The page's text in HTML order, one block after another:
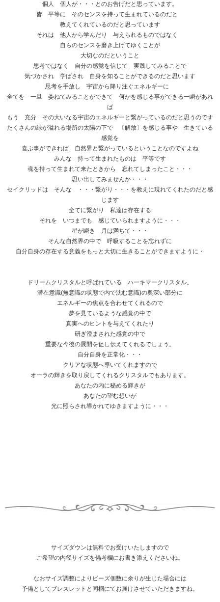
個人 個人が・・・とのお告げだと思っています。
皆 平等に そのセンスを持って生まれているのだと
教えてくれているのだと思っています
それは 他人から学んだり 与えられるものではなく
自らのセンスを磨き上げてゆくことが
大切なのだということ
思考ではなく 自分の感覚を信じて 実践してみることで
気づかされ 学ばされ 自身を知ることができるのだと思います
思考を手放し 宇宙から降り注ぐエネルギーに
全てを 一旦 委ねてみることができて 何かを感じる事ができる一瞬があれ
ば
もう 充分 その大いなる宇宙のエネルギーと繋がっているのだと思うのです
たくさんの緑が溢れる場所の太陽の下で 〔解放〕を感じる事や 生きている
感覚を
喜ぶ事ができれば 自然界と繋がっているということなのですよね
みんな 持って生まれたものは 平等です
魂を持って生まれて来たときから 忘れてしまったこと・・・
思い出してみませんか・・・
セイクリッドは そんな ・・・繋がり・・・を教えに現れてくれたのだと感
じます
全てに繋がり 私達は存在する
それを いつまでも 感じていられますように・・・
星が瞬き 月は満ちて・・・
そんな自然界の中で 呼吸することを忘れずに
自分自身の存在する意義をもっと大切に生きることができますように・
ドリームクリスタルと呼ばれている ハーキマークリスタル。
潜在意識(無意識の状態で内で沈む意識)の奥深い部分に
エネルギーの焦点を合わせてくれるので
夢を見ているような感覚の中で
真実へのヒントを与えてくれたり
研ぎ澄まされた感覚の中で
重要な今後の展開を促し伝えてくれるでしょう。
自分自身を正常化・・・
クリアな状態へ導いてくれますので
オーラの輝きを取り戻してくれるクリスタルでもあります。
あなたの内に秘める輝きが
あなたの望む想いが
光に照らされ導かれてゆきますように・・・
サイズダウンは無料でお受けいたしますので
ご希望の内径サイズを備考欄にお書き添えくださいね。
なおサイズ調整によりビーズ個数に余りが生じた場合には
予備としてブレスレットと同梱にてお届けさせていただきますね。